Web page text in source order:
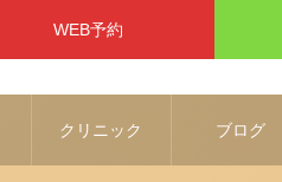
WEB予約
クリニック ブログ